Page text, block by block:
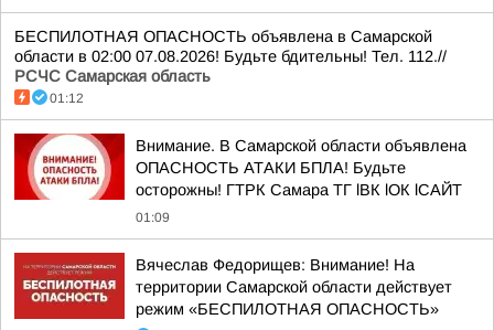
БЕСПИЛОТНАЯ ОПАСНОСТЬ объявлена в Самарской
области в 02:00 07.08.2026! Будьте бдительны! Тел. 112.//
РСЧС Самарская область
01:12
Внимание. В Самарской области объявлена
ОПАСНОСТЬ АТАКИ БПЛА! Будьте
осторожны! ГТРК Самара ТГ lВК lОК lСАЙТ
01:09
Вячеслав Федорищев: Внимание! На
территории Самарской области действует
режим «БЕСПИЛОТНАЯ ОПАСНОСТЬ»